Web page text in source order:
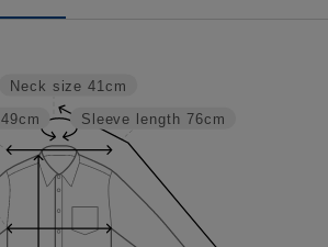
Sleeve length 76cm
Neck size 41cm
49cm